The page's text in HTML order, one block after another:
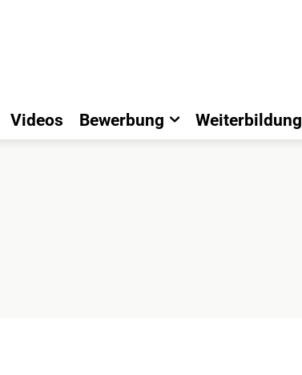
Videos Bewerbung Weiterbildung